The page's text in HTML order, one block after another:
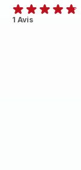
ratings.4.7
1 Avis